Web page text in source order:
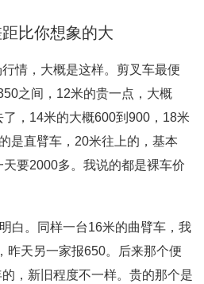
比你想象的大
情，大概是这样。剪叉车最便
之间，12米的贵一点，大概
，14米的大概600到900，18米
是直臂车，20米往上的，基本
要2000多。我说的都是裸车价
白。同样一台16米的曲臂车，我
昨天另一家报650。后来那个便
，新旧程度不一样。贵的那个是